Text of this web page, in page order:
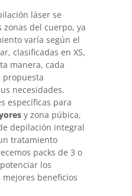
láser se
del cuerpo, ya
varía según el
clasificadas en XS,
manera, cada
propuesta
necesidades.
específicas para
y zona púbica,
depilación integral
tratamiento
packs de 3 o
los
beneficios